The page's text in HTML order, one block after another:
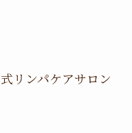
リンパケアサロン